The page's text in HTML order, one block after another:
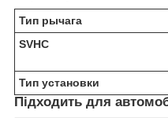
Тип рычага
SVHC
Тип установки
Підходить для